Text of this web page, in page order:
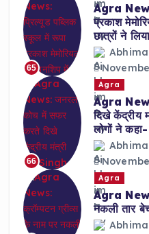
65
Agra
प्रकाश
छात्रों ने
66
Agra
Agra
दिखे
लोगों ने
Agra
Agra
नकली तार